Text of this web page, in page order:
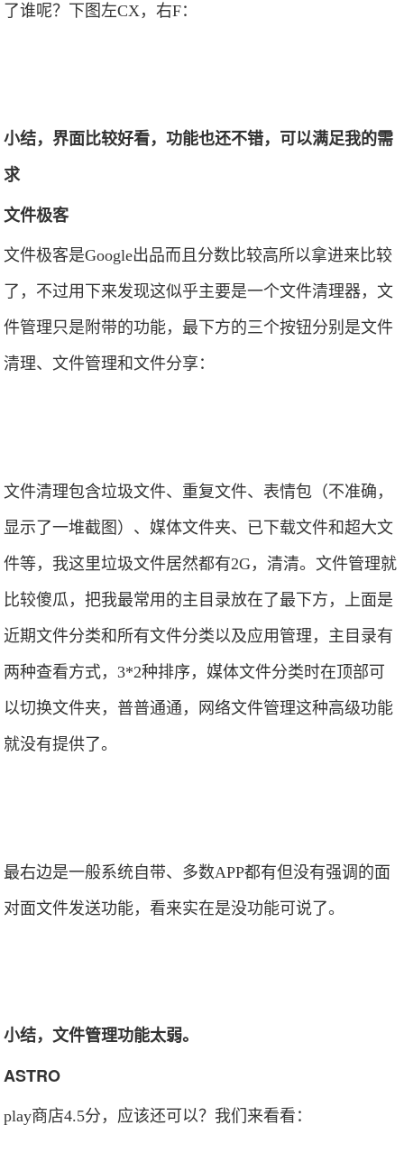
了谁呢？下图左CX，右F：
小结，界面比较好看，功能也还不错，可以满足我的需
求
文件极客
文件极客是Google出品而且分数比较高所以拿进来比较
了，不过用下来发现这似乎主要是一个文件清理器，文
件管理只是附带的功能，最下方的三个按钮分别是文件
清理、文件管理和文件分享：
文件清理包含垃圾文件、重复文件、表情包（不准确，
显示了一堆截图）、媒体文件夹、已下载文件和超大文
件等，我这里垃圾文件居然都有2G，清清。文件管理就
比较傻瓜，把我最常用的主目录放在了最下方，上面是
近期文件分类和所有文件分类以及应用管理，主目录有
两种查看方式，3*2种排序，媒体文件分类时在顶部可
以切换文件夹，普普通通，网络文件管理这种高级功能
就没有提供了。
最右边是一般系统自带、多数APP都有但没有强调的面
对面文件发送功能，看来实在是没功能可说了。
小结，文件管理功能太弱。
ASTRO
play商店4.5分，应该还可以？我们来看看：